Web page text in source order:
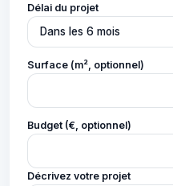
Délai du projet
Surface (m², optionnel)
Budget (€, optionnel)
Décrivez votre projet